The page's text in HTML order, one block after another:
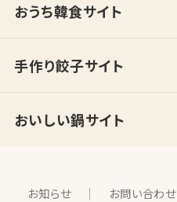
おうち韓食サイト
手作り餃子サイト
おいしい鍋サイト
お知らせ お問い合わせ